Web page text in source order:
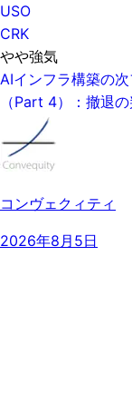
USO
CRK
やや強気
AIインフラ構築の
（Part 4）：撤退
コンヴェクィティ
2026年8月5日